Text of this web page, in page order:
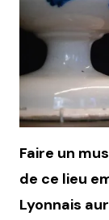
Faire un
de ce lieu
Lyonnais